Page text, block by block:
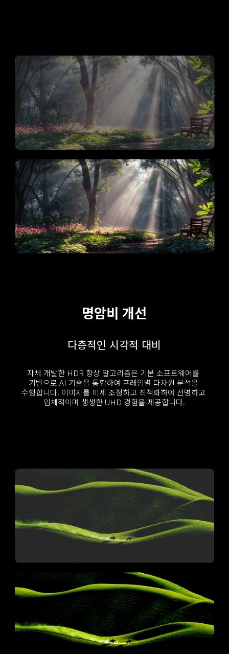
명암비 개선
다층적인 시각적 대비
자체 개발한 HDR 향상 알고리즘은 기본 소프트웨어를
기반으로 AI 기술을 통합하여 프레임별 다차원 분석을
수행합니다. 이미지를 미세 조정하고 최적화하여 선명하고
입체적이며 생생한 UHD 경험을 제공합니다.